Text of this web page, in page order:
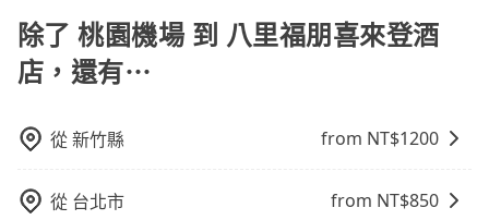
出境需攜帶大量行李的旅客並不方便。價格也會因您出
發的縣市而有所不同。 總體而言，到機場的最佳交通方
式取決於您的預算、時間和行程安排。建議您提前了解
約，旅步會幫安您調度專屬服務的司機及車輛，且保證
出車。
除了 桃園機場 到 八里福朋喜來登酒
店，還有⋯
從新竹縣 from NT$1200
從 台北市 from NT$850